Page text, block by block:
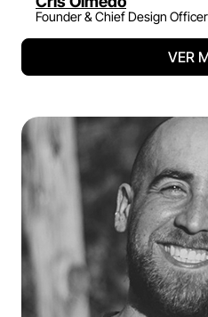
Founder & Chief Design
VER